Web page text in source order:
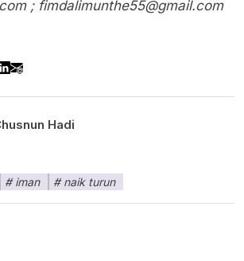
; fimdalimunthe55@gmail.com
Hadi
iman naik turun